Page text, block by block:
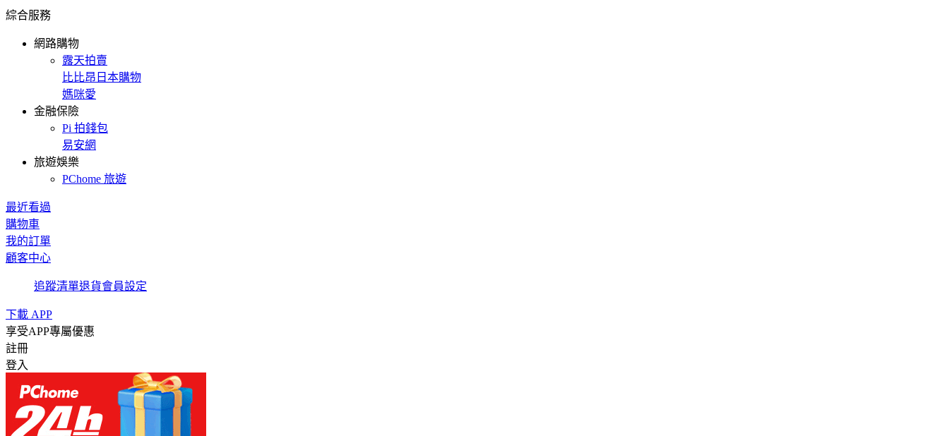
綜合服務
網路購物
露天拍賣
比比昂日本購物
媽咪愛
金融保險
Pi 拍錢包
易安網
旅遊娛樂
PChome 旅遊
最近看過
購物車
我的訂單
顧客中心
追蹤清單退貨會員設定
下載 APP
享受APP專屬優惠
註冊
登入